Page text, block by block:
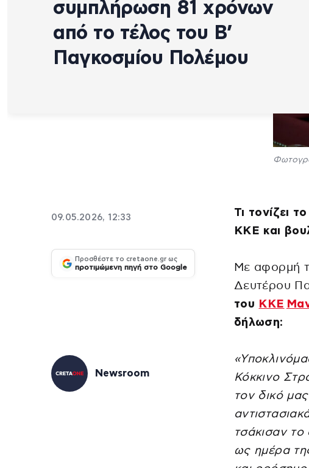
συμπλήρωση 81 χρόνων
από το τέλος του Β’
Παγκοσμίου Πολέμου
09.05.2026, 12:33
Προσθέστε το cretaone.gr ως
προτιμώμενη πηγή στο Google
Newsroom
Τι τονίζει
ΚΚΕ και
Με αφορμή
Δευτέρου
του ΚΚΕ
δήλωση:
Κόκκινο
τον δικό
τσάκισαν
ως ημέρα